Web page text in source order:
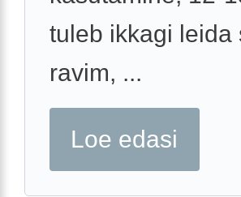
tuleb ikkagi leida
ravim, ...
Loe edasi